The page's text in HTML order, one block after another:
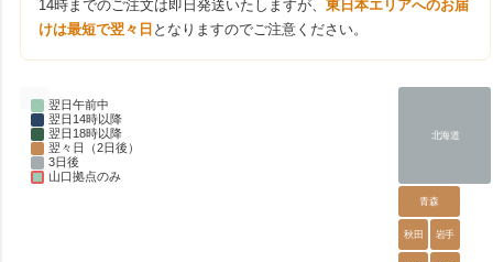
14時までのご注文は即日発送いたしますが、東日本エリアへのお届
けは最短で翌々日 となりますのでご注意ください。
翌日午前中
翌日14時以降
翌日18時以降
翌々日（2日後）
3日後
山口拠点のみ
北海道
青森
秋田 岩手